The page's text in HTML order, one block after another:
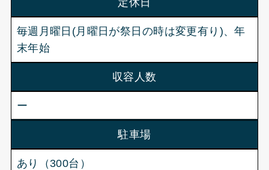
毎週月曜日(月曜日が祭日の時は変更有り)、年
末年始
収容人数
ー
駐車場
あり（300台）